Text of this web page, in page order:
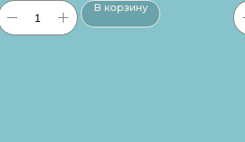
В корзину